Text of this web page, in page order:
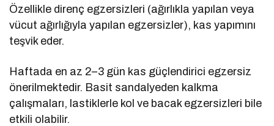
Özellikle direnç egzersizleri (ağırlıkla yapılan veya
vücut ağırlığıyla yapılan egzersizler), kas yapımını
teşvik eder.
Haftada en az 2–3 gün kas güçlendirici egzersiz
önerilmektedir. Basit sandalyeden kalkma
çalışmaları, lastiklerle kol ve bacak egzersizleri bile
etkili olabilir.